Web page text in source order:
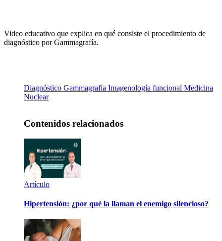
Video educativo que explica en qué consiste el procedimiento de
diagnóstico por Gammagrafía.
Diagnóstico Gammagrafía Imagenología funcional Medicina
Nuclear
Contenidos relacionados
Artículo
Hipertensión: ¿por qué la llaman el enemigo silencioso?